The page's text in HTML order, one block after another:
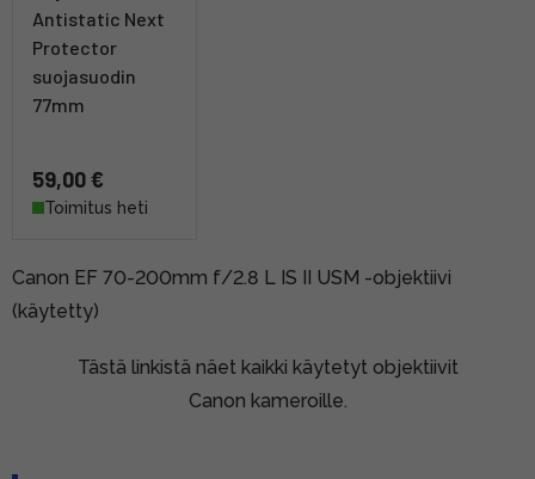
Antistatic Next
Protector
suojasuodin
77mm
59,00 €
Toimitus heti
Canon EF 70-200mm f/2.8 L IS II USM -objektiivi
(käytetty)
Tästä linkistä näet kaikki käytetyt objektiivit
Canon kameroille.